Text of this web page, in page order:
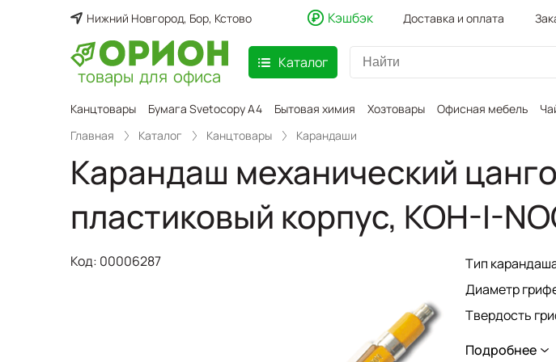
Нижний Новгород, Бор, Кстово Кэшбэк Доставка и оплата
товары для офиса
Каталог
Канцтовары Бумага Svetocopy A4 Бытовая химия Хозтовары Офисная мебель
Главная Каталог Канцтовары Карандаши
Карандаш механический
пластиковый корпус, KOH-I-
Код: 00006287
Тип
Диаметр
Твердость
Форма
Подробнее